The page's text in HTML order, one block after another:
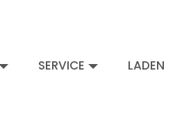
SERVICE LADEN